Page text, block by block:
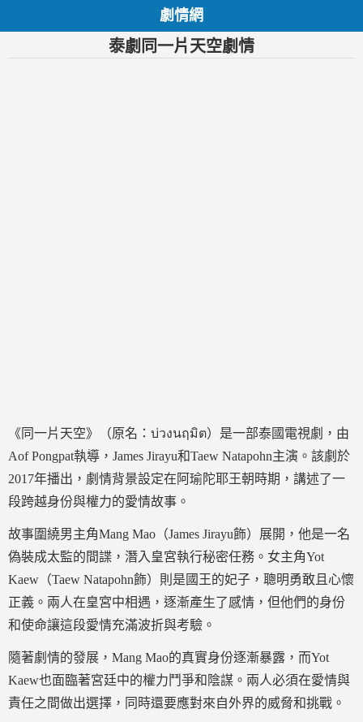
劇情網
泰劇同一片天空劇情
《同一片天空》（原名：บ่วงนฤมิต）是一部泰國電視劇，由
Aof Pongpat執導，James Jirayu和Taew Natapohn主演。該劇於
2017年播出，劇情背景設定在阿瑜陀耶王朝時期，講述了一
段跨越身份與權力的愛情故事。
故事圍繞男主角Mang Mao（James Jirayu飾）展開，他是一名
偽裝成太監的間諜，潛入皇宮執行秘密任務。女主角Yot
Kaew（Taew Natapohn飾）則是國王的妃子，聰明勇敢且心懷
正義。兩人在皇宮中相遇，逐漸產生了感情，但他們的身份
和使命讓這段愛情充滿波折與考驗。
隨著劇情的發展，Mang Mao的真實身份逐漸暴露，而Yot
Kaew也面臨著宮廷中的權力鬥爭和陰謀。兩人必須在愛情與
責任之間做出選擇，同時還要應對來自外界的威脅和挑戰。